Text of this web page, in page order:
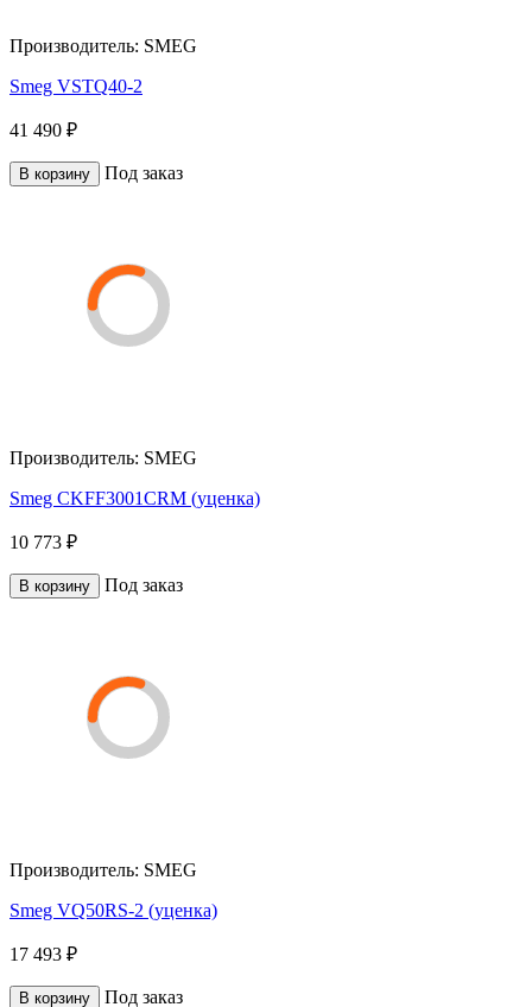
Производитель: SMEG
Smeg VSTQ40-2
41 490 ₽
В корзину Под заказ
Производитель: SMEG
Smeg CKFF3001CRM (уценка)
10 773 ₽
В корзину Под заказ
Производитель: SMEG
Smeg VQ50RS-2 (уценка)
17 493 ₽
В корзину Под заказ